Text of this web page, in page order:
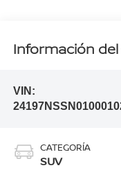
Información
VIN:
CATEGORÍA
SUV